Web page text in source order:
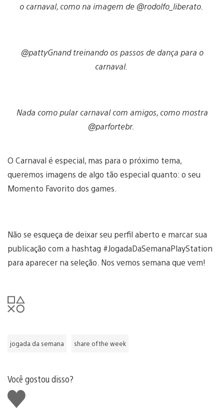
o carnaval, como na imagem de @rodolfo_liberato.
@pattyGnand treinando os passos de dança para o
carnaval.
Nada como pular carnaval com amigos, como mostra
@parfortebr.
O Carnaval é especial, mas para o próximo tema,
queremos imagens de algo tão especial quanto: o seu
Momento Favorito dos games.
Não se esqueça de deixar seu perfil aberto e marcar sua
publicação com a hashtag #JogadaDaSemanaPlayStation
para aparecer na seleção. Nos vemos semana que vem!
jogada da semana share of the week
Você gostou disso?
Curtir